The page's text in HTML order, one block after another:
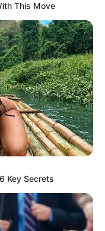
This Move
Key Secrets